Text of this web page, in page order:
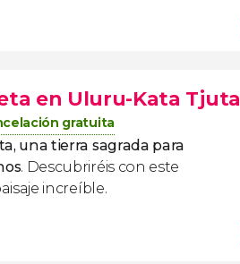
en Uluru-Kata Tjuta
gratuita
una tierra sagrada para
. Descubriréis con este
increíble.